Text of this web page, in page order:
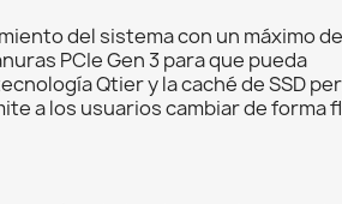
del sistema con un máximo
PCIe Gen 3 para que pueda
Qtier y la caché de SSD
a los usuarios cambiar de forma